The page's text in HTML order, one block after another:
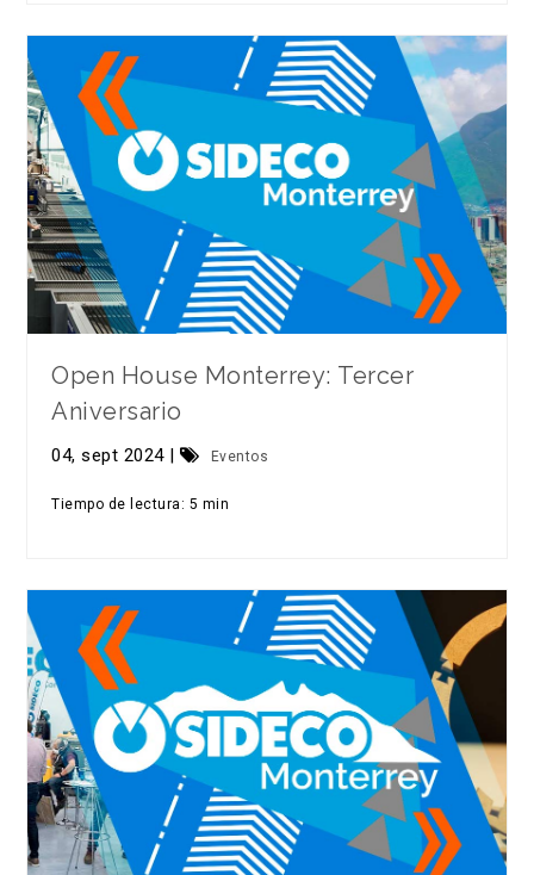
Open House Monterrey: Tercer
Aniversario
04, sept 2024 | Eventos
Tiempo de lectura: 5 min